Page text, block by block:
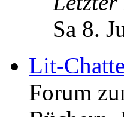
Sa 8.
Lit-
Forum